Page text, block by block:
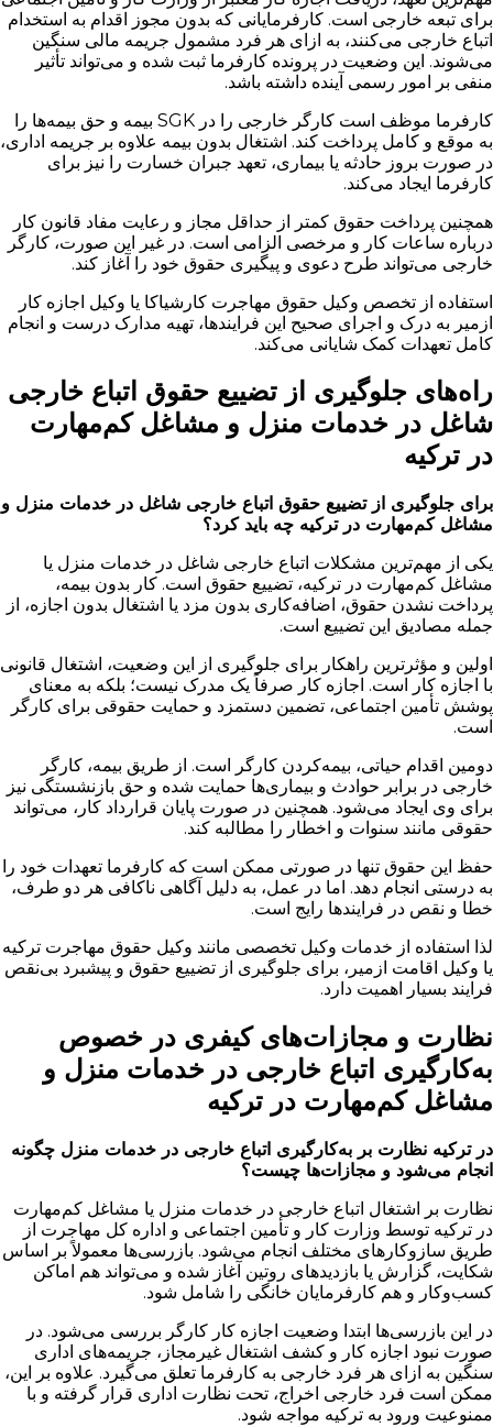
برای تبعه خارجی است. کارفرمایانی که بدون مجوز اقدام به استخدام
اتباع خارجی می‌کنند، به ازای هر فرد مشمول جریمه مالی سنگین
می‌شوند. این وضعیت در پرونده کارفرما ثبت شده و می‌تواند تأثیر
منفی بر امور رسمی آینده داشته باشد.
کارفرما موظف است کارگر خارجی را در SGK بیمه و حق بیمه‌ها را
به موقع و کامل پرداخت کند. اشتغال بدون بیمه علاوه بر جریمه اداری،
در صورت بروز حادثه یا بیماری، تعهد جبران خسارت را نیز برای
کارفرما ایجاد می‌کند.
همچنین پرداخت حقوق کمتر از حداقل مجاز و رعایت مفاد قانون کار
درباره ساعات کار و مرخصی الزامی است. در غیر این صورت، کارگر
خارجی می‌تواند طرح دعوی و پیگیری حقوق خود را آغاز کند.
استفاده از تخصص وکیل حقوق مهاجرت کارشیاکا یا وکیل اجازه کار
ازمیر به درک و اجرای صحیح این فرایندها، تهیه مدارک درست و انجام
کامل تعهدات کمک شایانی می‌کند.
راه‌های جلوگیری از تضییع حقوق اتباع خارجی
شاغل در خدمات منزل و مشاغل کم‌مهارت
در ترکیه
برای جلوگیری از تضییع حقوق اتباع خارجی شاغل در خدمات منزل و
مشاغل کم‌مهارت در ترکیه چه باید کرد؟
یکی از مهم‌ترین مشکلات اتباع خارجی شاغل در خدمات منزل یا
مشاغل کم‌مهارت در ترکیه، تضییع حقوق است. کار بدون بیمه،
پرداخت نشدن حقوق، اضافه‌کاری بدون مزد یا اشتغال بدون اجازه، از
جمله مصادیق این تضییع است.
اولین و مؤثرترین راهکار برای جلوگیری از این وضعیت، اشتغال قانونی
با اجازه کار است. اجازه کار صرفاً یک مدرک نیست؛ بلکه به معنای
پوشش تأمین اجتماعی، تضمین دستمزد و حمایت حقوقی برای کارگر
است.
دومین اقدام حیاتی، بیمه‌کردن کارگر است. از طریق بیمه، کارگر
خارجی در برابر حوادث و بیماری‌ها حمایت شده و حق بازنشستگی نیز
برای وی ایجاد می‌شود. همچنین در صورت پایان قرارداد کار، می‌تواند
حقوقی مانند سنوات و اخطار را مطالبه کند.
حفظ این حقوق تنها در صورتی ممکن است که کارفرما تعهدات خود را
به درستی انجام دهد. اما در عمل، به دلیل آگاهی ناکافی هر دو طرف،
خطا و نقص در فرایندها رایج است.
لذا استفاده از خدمات وکیل تخصصی مانند وکیل حقوق مهاجرت ترکیه
یا وکیل اقامت ازمیر، برای جلوگیری از تضییع حقوق و پیشبرد بی‌نقص
فرایند بسیار اهمیت دارد.
نظارت و مجازات‌های کیفری در خصوص
به‌کارگیری اتباع خارجی در خدمات منزل و
مشاغل کم‌مهارت در ترکیه
در ترکیه نظارت بر به‌کارگیری اتباع خارجی در خدمات منزل چگونه
انجام می‌شود و مجازات‌ها چیست؟
نظارت بر اشتغال اتباع خارجی در خدمات منزل یا مشاغل کم‌مهارت
در ترکیه توسط وزارت کار و تأمین اجتماعی و اداره کل مهاجرت از
طریق سازوکارهای مختلف انجام می‌شود. بازرسی‌ها معمولاً بر اساس
شکایت، گزارش یا بازدیدهای روتین آغاز شده و می‌تواند هم اماکن
کسب‌وکار و هم کارفرمایان خانگی را شامل شود.
در این بازرسی‌ها ابتدا وضعیت اجازه کار کارگر بررسی می‌شود. در
صورت نبود اجازه کار و کشف اشتغال غیرمجاز، جریمه‌های اداری
سنگین به ازای هر فرد خارجی به کارفرما تعلق می‌گیرد. علاوه بر این،
ممکن است فرد خارجی اخراج، تحت نظارت اداری قرار گرفته و با
ممنوعیت ورود به ترکیه مواجه شود.